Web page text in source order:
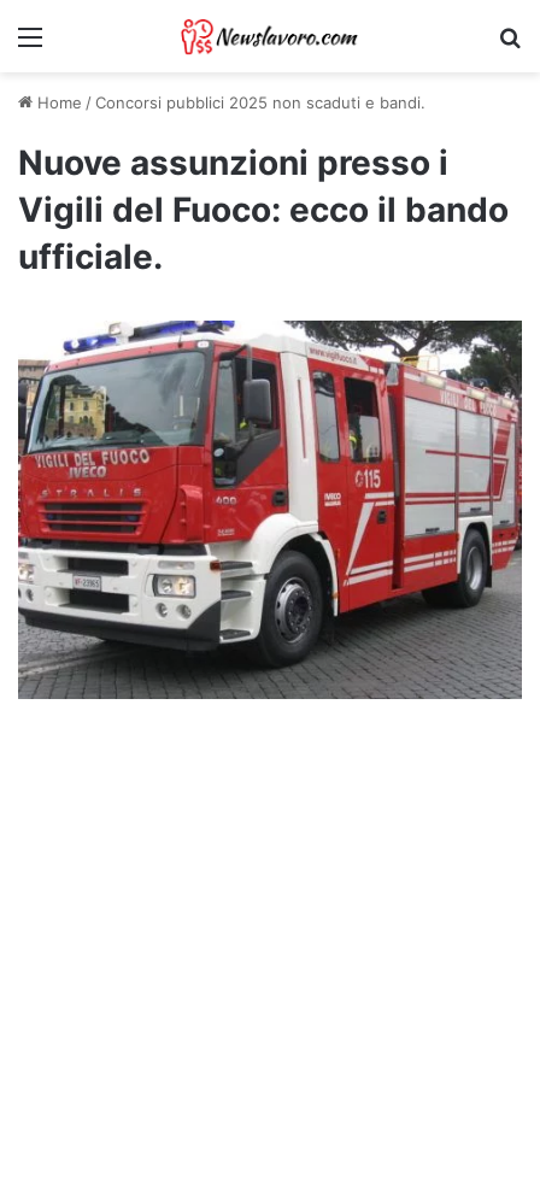
Menu
Home /Concorsi pubblici 2025 non scaduti e bandi.
Nuove assunzioni presso i
Vigili del Fuoco: ecco il bando
ufficiale.